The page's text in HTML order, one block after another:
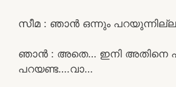
സീമ : ഞാൻ ഒന്നും
ഞാൻ : അതെ… ഇനി അതിനെ
പറയണ്ട….വാ…